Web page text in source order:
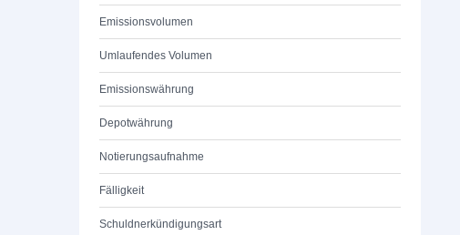
Emissionsvolumen
Umlaufendes Volumen
Emissionswährung
Depotwährung
Notierungsaufnahme
Fälligkeit
Schuldnerkündigungsart